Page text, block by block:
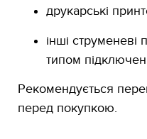
друкарські
інші струменеві
типом
Рекомендується
перед покупкою.